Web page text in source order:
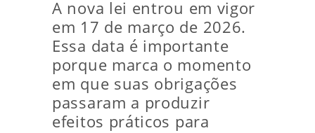
A nova lei entrou em vigor
em 17 de março de 2026.
Essa data é importante
porque marca o momento
em que suas obrigações
passaram a produzir
efeitos práticos para